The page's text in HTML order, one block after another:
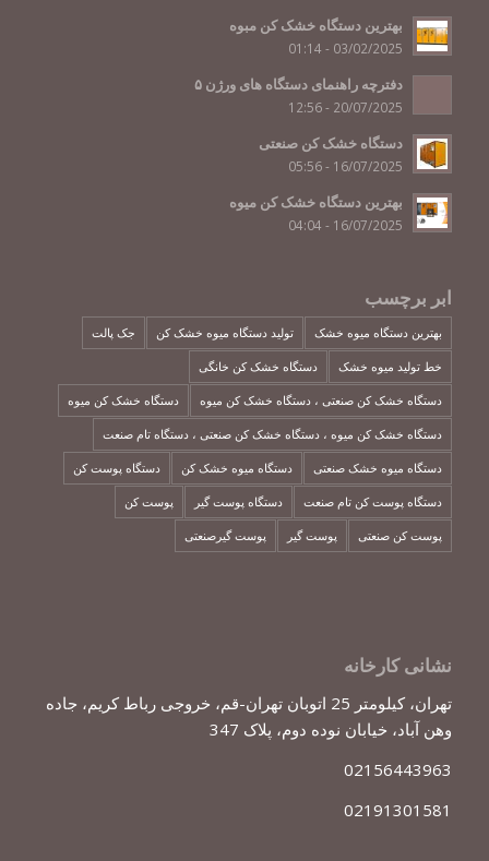
بهترین دستگاه خشک کن مبوه
03/02/2025 - 01:14
دفترچه راهنمای دستگاه های ورژن ۵
20/07/2025 - 12:56
دستگاه خشک کن صنعتی
16/07/2025 - 05:56
بهترین دستگاه خشک کن میوه
16/07/2025 - 04:04
ابر برچسب
بهترین دستگاه میوه خشک تولید دستگاه میوه خشک کن جک پالت
خط تولید میوه خشک دستگاه خشک کن خانگی
دستگاه خشک کن صنعتی ، دستگاه خشک کن میوه دستگاه خشک کن میوه
دستگاه خشک کن میوه ، دستگاه خشک کن صنعتی ، دستگاه تام صنعت
دستگاه میوه خشک صنعتی دستگاه میوه خشک کن دستگاه پوست کن
دستگاه پوست کن تام صنعت دستگاه پوست گیر پوست کن
پوست کن صنعتی پوست گیر پوست گیرصنعتی
نشانی کارخانه
تهران، کیلومتر 25 اتوبان تهران-قم، خروجی رباط کریم، جاده
وهن آباد، خیابان نوده دوم، پلاک 347
02156443963
02191301581